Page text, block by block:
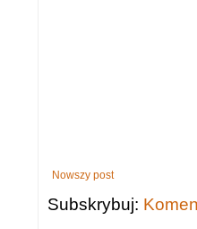
Nowszy post
Subskrybuj: